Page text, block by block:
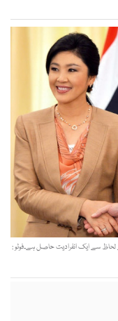
سے ایک انفرادیت حاصل ہے۔فوٹو :